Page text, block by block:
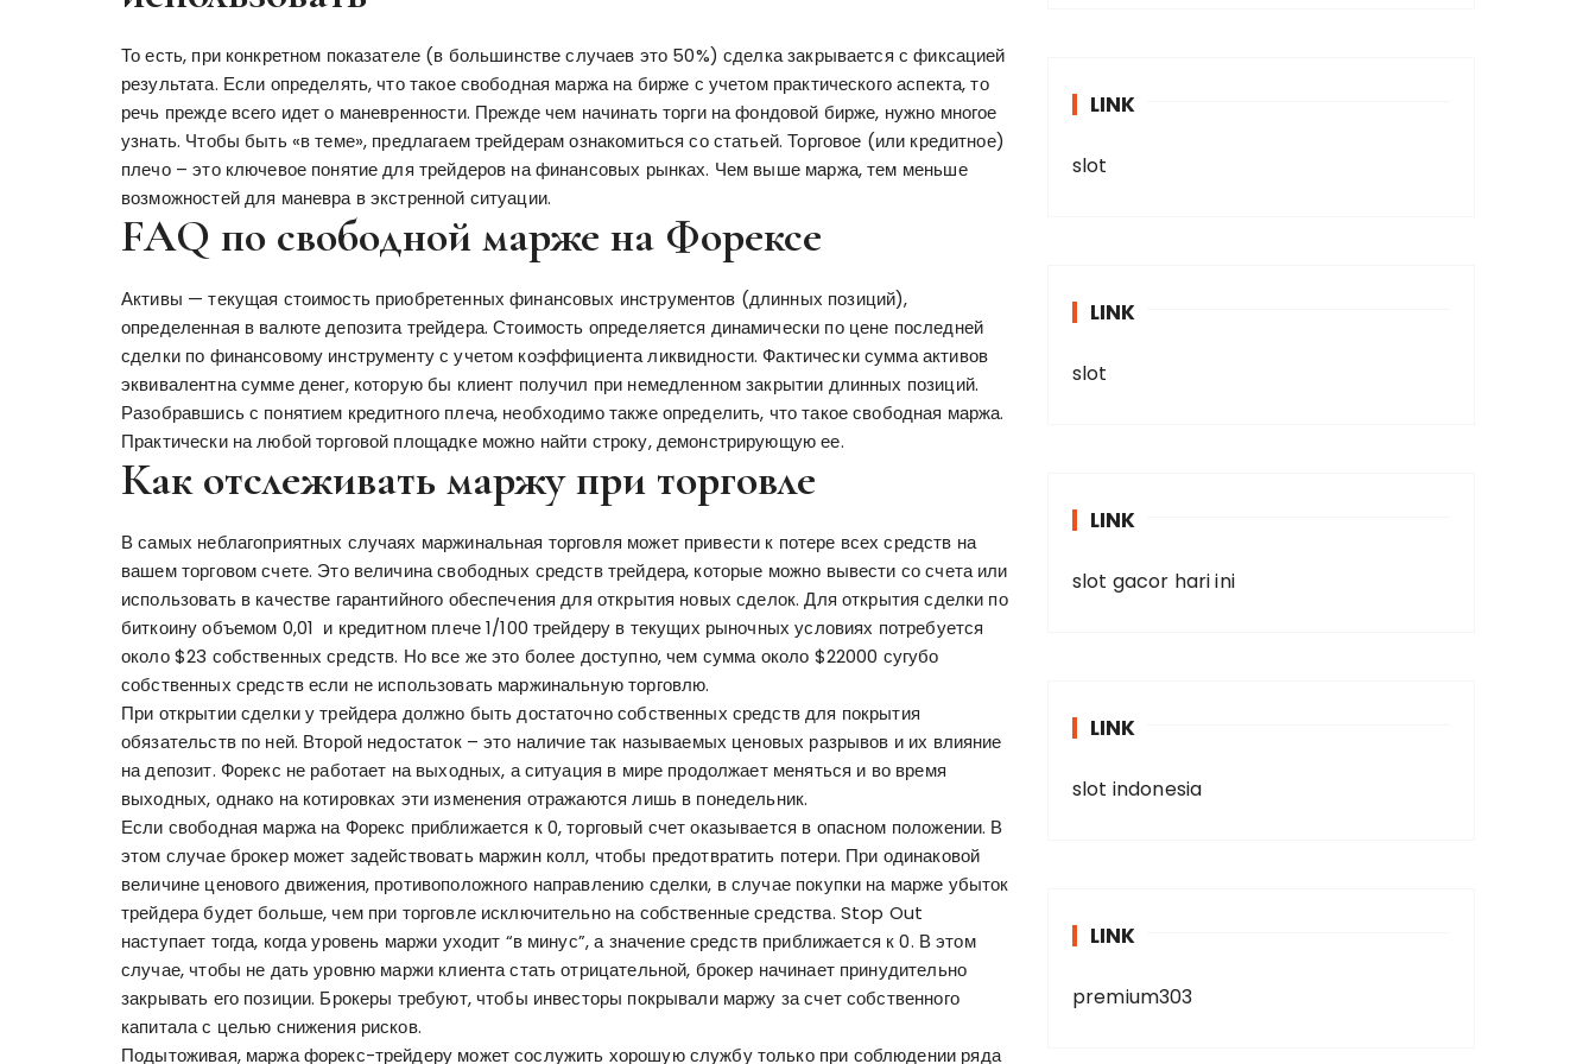
То есть, при конкретном показателе (в большинстве случаев это 50%) сделка закрывается с фиксацией
результата. Если определять, что такое свободная маржа на бирже с учетом практического аспекта, то
речь прежде всего идет о маневренности. Прежде чем начинать торги на фондовой бирже, нужно многое
узнать. Чтобы быть «в теме», предлагаем трейдерам ознакомиться со статьей. Торговое (или кредитное)
плечо – это ключевое понятие для трейдеров на финансовых рынках. Чем выше маржа, тем меньше
возможностей для маневра в экстренной ситуации.
FAQ по свободной марже на Форексе
Активы — текущая стоимость приобретенных финансовых инструментов (длинных позиций),
определенная в валюте депозита трейдера. Стоимость определяется динамически по цене последней
сделки по финансовому инструменту с учетом коэффициента ликвидности. Фактически сумма активов
эквивалентна сумме денег, которую бы клиент получил при немедленном закрытии длинных позиций.
Разобравшись с понятием кредитного плеча, необходимо также определить, что такое свободная маржа.
Практически на любой торговой площадке можно найти строку, демонстрирующую ее.
Как отслеживать маржу при торговле
В самых неблагоприятных случаях маржинальная торговля может привести к потере всех средств на
вашем торговом счете. Это величина свободных средств трейдера, которые можно вывести со счета или
использовать в качестве гарантийного обеспечения для открытия новых сделок. Для открытия сделки по
биткоину объемом 0,01 и кредитном плече 1/100 трейдеру в текущих рыночных условиях потребуется
около $23 собственных средств. Но все же это более доступно, чем сумма около $22000 сугубо
собственных средств если не использовать маржинальную торговлю.
При открытии сделки у трейдера должно быть достаточно собственных средств для покрытия
обязательств по ней. Второй недостаток – это наличие так называемых ценовых разрывов и их влияние
на депозит. Форекс не работает на выходных, а ситуация в мире продолжает меняться и во время
выходных, однако на котировках эти изменения отражаются лишь в понедельник.
Если свободная маржа на Форекс приближается к 0, торговый счет оказывается в опасном положении. В
этом случае брокер может задействовать маржин колл, чтобы предотвратить потери. При одинаковой
величине ценового движения, противоположного направлению сделки, в случае покупки на марже убыток
трейдера будет больше, чем при торговле исключительно на собственные средства. Stop Out
наступает тогда, когда уровень маржи уходит “в минус”, а значение средств приближается к 0. В этом
случае, чтобы не дать уровню маржи клиента стать отрицательной, брокер начинает принудительно
закрывать его позиции. Брокеры требуют, чтобы инвесторы покрывали маржу за счет собственного
капитала с целью снижения рисков.
Подытоживая, маржа форекс-трейдеру может сослужить хорошую службу только при соблюдении ряда
LINK
slot
LINK
slot
LINK
slot gacor hari ini
LINK
slot indonesia
LINK
premium303